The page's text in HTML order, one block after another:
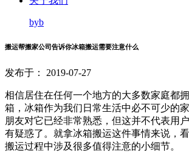
byb
搬运帮搬家公司告诉你冰箱搬运需要注意什么
发布于： 2019-07-27
相信居住在任何一个地方的大多数家庭都
箱，冰箱作为我们日常生活中必不可少的
朋友对它已经非常熟悉，但这并不代表用
有疑惑了。就拿冰箱搬运这件事情来说，
搬运过程中涉及很多值得注意的小细节。